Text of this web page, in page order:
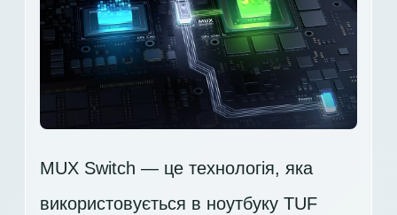
MUX Switch — це технологія, яка
використовується в ноутбуку TUF